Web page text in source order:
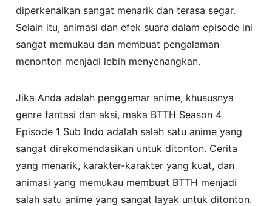
diperkenalkan sangat menarik dan terasa segar.
Selain itu, animasi dan efek suara dalam episode ini
sangat memukau dan membuat pengalaman
menonton menjadi lebih menyenangkan.
Jika Anda adalah penggemar anime, khususnya
genre fantasi dan aksi, maka BTTH Season 4
Episode 1 Sub Indo adalah salah satu anime yang
sangat direkomendasikan untuk ditonton. Cerita
yang menarik, karakter-karakter yang kuat, dan
animasi yang memukau membuat BTTH menjadi
salah satu anime yang sangat layak untuk ditonton.